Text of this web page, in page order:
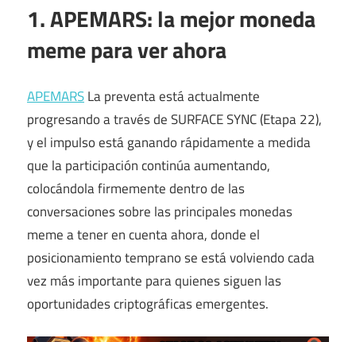
1. APEMARS: la mejor moneda
meme para ver ahora
APEMARSLa preventa está actualmente
progresando a través de SURFACE SYNC (Etapa 22),
y el impulso está ganando rápidamente a medida
que la participación continúa aumentando,
colocándola firmemente dentro de las
conversaciones sobre las principales monedas
meme a tener en cuenta ahora, donde el
posicionamiento temprano se está volviendo cada
vez más importante para quienes siguen las
oportunidades criptográficas emergentes.